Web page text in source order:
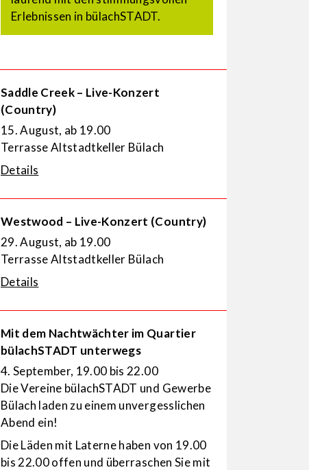
Erlebnissen in bülachSTADT.
Saddle Creek – Live-Konzert
(Country)
15. August, ab 19.00
Terrasse Altstadtkeller Bülach
Details
Westwood – Live-Konzert (Country)
29. August, ab 19.00
Terrasse Altstadtkeller Bülach
Details
Mit dem Nachtwächter im Quartier
bülachSTADT unterwegs
4. September, 19.00 bis 22.00
Die Vereine bülachSTADT und Gewerbe
Bülach laden zu einem unvergesslichen
Abend ein!
Die Läden mit Laterne haben von 19.00
bis 22.00 offen und überraschen Sie mit